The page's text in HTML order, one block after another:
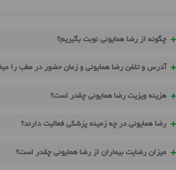
چگونه از رضا همایونی نوبت بگیریم؟
آدرس و تلفن رضا همایونی و زمان حضور در مطب را
هزینه ویزیت رضا همایونی چقدر است؟
رضا همایونی در چه زمینه پزشکی فعالیت دارند؟
میزان رضایت بیماران از رضا همایونی چقدر است؟